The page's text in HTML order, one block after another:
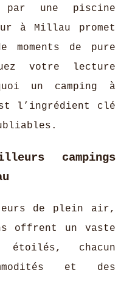
par une piscine
à Millau promet
de pure
votre lecture
un camping à
l’ingrédient clé
campings
de plein air,
offrent un vaste
étoilés, chacun
et des